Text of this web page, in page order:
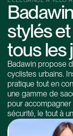
stylés
tous les
Badawin propose
cyclistes urbains.
pratique tout en
une gamme de
pour
sécurité, le tout à